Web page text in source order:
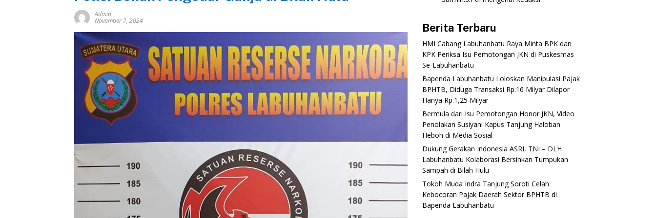
Admin
November 7, 2024
Berita Terbaru
‎HMI Cabang Labuhanbatu Raya Minta BPK dan
KPK Periksa Isu Pemotongan JKN di Puskesmas
Se-Labuhanbatu‎‎
‎Bapenda Labuhanbatu Loloskan Manipulasi Pajak
BPHTB, Diduga Transaksi Rp.16 Milyar Dilapor
Hanya Rp.1,25 Milyar
‎Bermula dari Isu Pemotongan Honor JKN, Video
Penolakan Susiyani Kapus Tanjung Haloban
Heboh di Media Sosial‎‎‎‎
‎Dukung Gerakan Indonesia ASRI, TNI – DLH
Labuhanbatu Kolaborasi Bersihkan Tumpukan
Sampah di Bilah Hulu
‎Tokoh Muda Indra Tanjung Soroti Celah
Kebocoran Pajak Daerah Sektor BPHTB di
Bapenda Labuhanbatu